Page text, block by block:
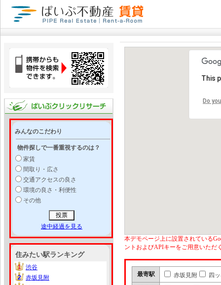
みんなのこだわり
物件探しで一番重視するのは？
家賃
間取り・広さ
交通アクセスの良さ
環境の良さ・利便性
その他
途中経過を見る
住みたい駅ランキング
1
1
渋谷
2
2
赤坂見附
This
Do
本デモページ上に設置されている
ントおよびAPIキーをご用意いただ
最寄駅 赤坂見附 四